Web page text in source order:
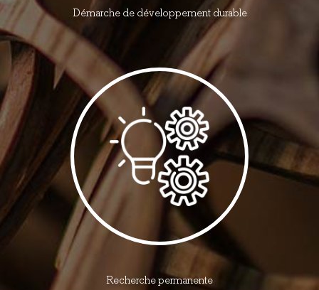
Démarche de développement durable
Recherche permanente